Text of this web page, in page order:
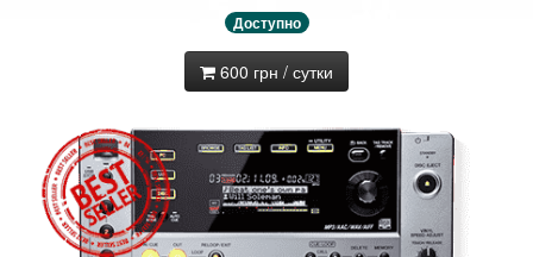
Доступно
600 грн / сутки